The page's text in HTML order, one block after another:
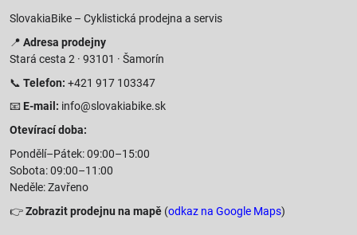
SlovakiaBike – Cyklistická prodejna a servis
📍 Adresa prodejny
Stará cesta 2 · 93101 · Šamorín
📞 Telefon: +421 917 103347
📧 E-mail: info@slovakiabike.sk
Otevírací doba:
Pondělí–Pátek: 09:00–15:00
Sobota: 09:00–11:00
Neděle: Zavřeno
👉Zobrazit prodejnu na mapě (odkaz na Google Maps)